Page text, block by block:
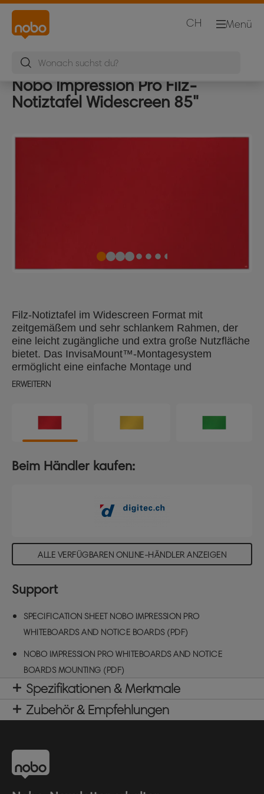
Menü
CH
Nobo Impression Pro Filz-
Notiztafel Widescreen 85"
Filz-Notiztafel im Widescreen Format mit
zeitgemäßem und sehr schlankem Rahmen, der
eine leicht zugängliche und extra große Nutzfläche
bietet. Das InvisaMount™-Montagesystem
ermöglicht eine einfache Montage und
verschwindet unsichtbar hinter der Notiztafel. Die
/ 106 x 188 cm.
ERWEITERN
Beim Händler kaufen:
ALLE VERFÜGBAREN ONLINE-HÄNDLER ANZEIGEN
Support
SPECIFICATION SHEET NOBO IMPRESSION PRO
WHITEBOARDS AND NOTICE BOARDS (PDF)
NOBO IMPRESSION PRO WHITEBOARDS AND NOTICE
BOARDS MOUNTING (PDF)
Spezifikationen & Merkmale
Zubehör & Empfehlungen